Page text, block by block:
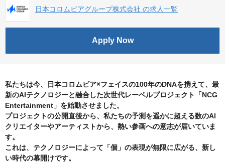
日本コロムビアグループ株式会社 の求人一覧
Apply Now
私たちは今、日本コロムビア×フェイスの100年のDNAを携えて、最
新のAIテクノロジーと融合した次世代レーベルプロジェクト「NCG
Entertainment」を始動させました。
プロジェクトの公開直後から、私たちの予測を遥かに超える数のAI
クリエイターやアーティストから、熱い参画への意志が届いていま
す。
これは、テクノロジーによって「個」の表現が無限に広がる、新し
い時代の幕開けです。